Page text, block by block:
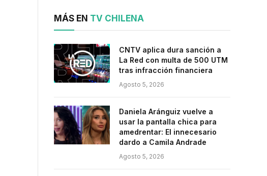
MÁS EN TV CHILENA
CNTV aplica dura sanción a
La Red con multa de 500 UTM
tras infracción financiera
Agosto 5, 2026
Daniela Aránguiz vuelve a
usar la pantalla chica para
amedrentar: El innecesario
dardo a Camila Andrade
Agosto 5, 2026